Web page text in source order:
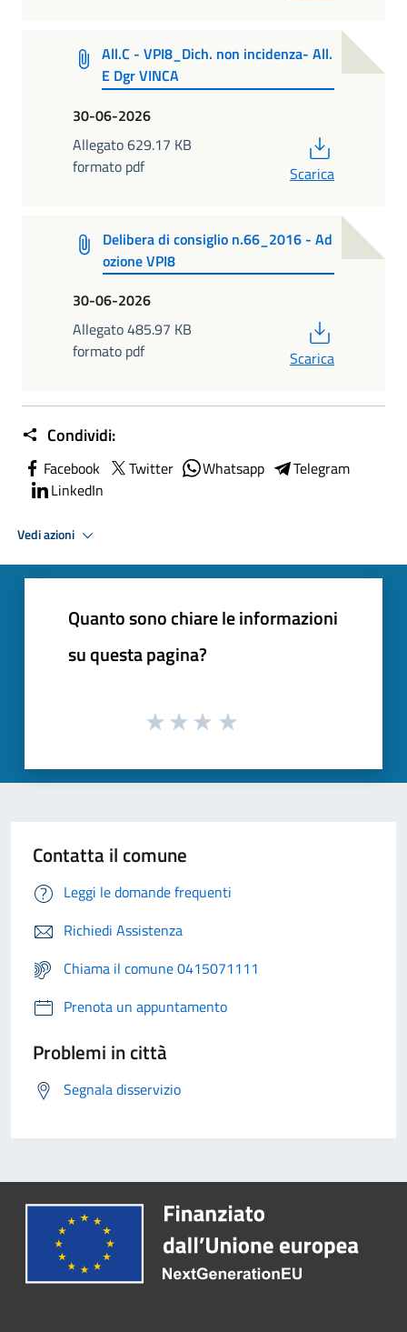
All.C - VPI8_Dich. non incidenza- All.
E Dgr VINCA
30-06-2026
Allegato 629.17 KB
formato pdf
Scarica
Delibera di consiglio n.66_2016 - Ad
ozione VPI8
30-06-2026
Allegato 485.97 KB
formato pdf
Scarica
Condividi:
Facebook Twitter Whatsapp
Telegram
LinkedIn
Vedi azioni
Quanto sono chiare le informazioni
su questa pagina?
Contatta il comune
Leggi le domande frequenti
Richiedi Assistenza
Chiama il comune 0415071111
Prenota un appuntamento
Problemi in città
Segnala disservizio